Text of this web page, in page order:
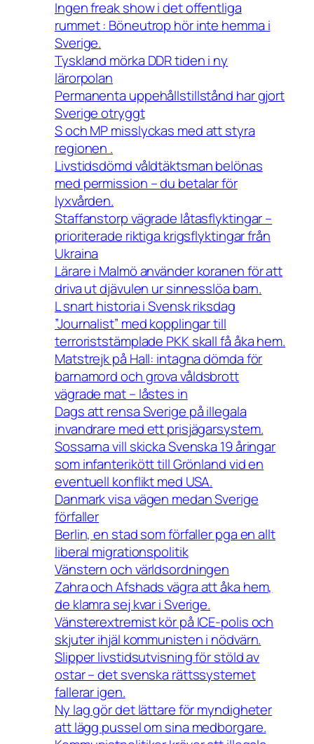
Ingen freak show i det offentliga
rummet : Böneutrop hör inte hemma i
Sverige.
Tyskland mörka DDR tiden i ny
lärorpolan
Permanenta uppehållstillstånd har gjort
Sverige otryggt
S och MP misslyckas med att styra
regionen .
Livstidsdömd våldtäktsman belönas
med permission – du betalar för
lyxvården.
Staffanstorp vägrade låtasflyktingar –
prioriterade riktiga krigsflyktingar från
Ukraina
Lärare i Malmö använder koranen för att
driva ut djävulen ur sinnesslöa barn.
L snart historia i Svensk riksdag
”Journalist” med kopplingar till
terroriststämplade PKK skall få åka hem.
Matstrejk på Hall: intagna dömda för
barnamord och grova våldsbrott
vägrade mat – låstes in
Dags att rensa Sverige på illegala
invandrare med ett prisjägarsystem.
Sossarna vill skicka Svenska 19 åringar
som infanterikött till Grönland vid en
eventuell konflikt med USA.
Danmark visa vägen medan Sverige
förfaller
Berlin, en stad som förfaller pga en allt
liberal migrationspolitik
Vänstern och världsordningen
Zahra och Afshads vägra att åka hem,
de klamra sej kvar i Sverige.
Vänsterextremist kör på ICE-polis och
skjuter ihjäl kommunisten i nödvärn.
Slipper livstidsutvisning för stöld av
ostar – det svenska rättssystemet
fallerar igen.
Ny lag gör det lättare för myndigheter
att lägg pussel om sina medborgare.